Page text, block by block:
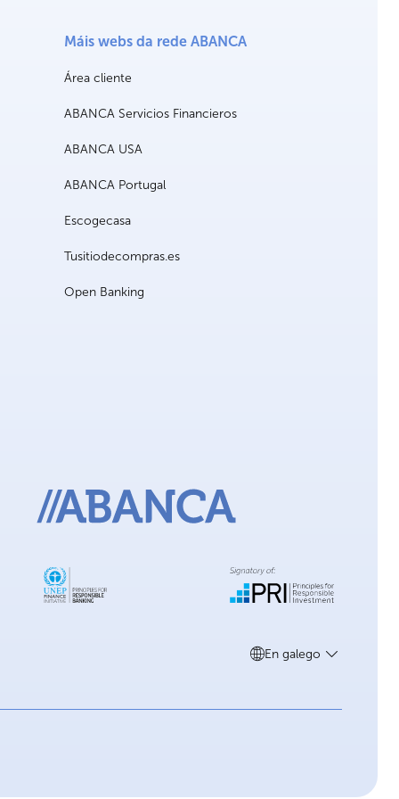
Máis webs da rede ABANCA
Área cliente
ABANCA Servicios Financieros
ABANCA USA
ABANCA Portugal
Escogecasa
Tusitiodecompras.es
Open Banking
En galego